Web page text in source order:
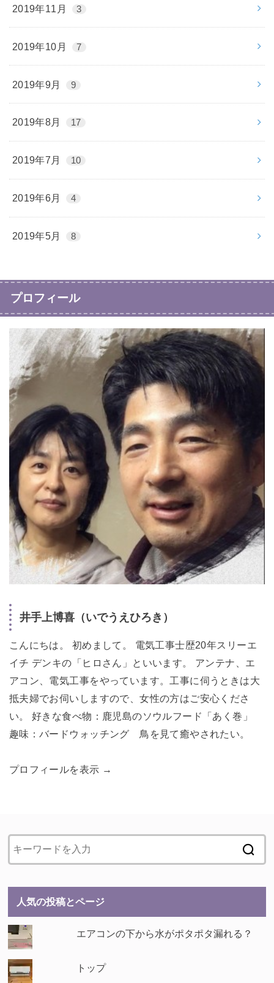
2019年11月 3
2019年10月 7
2019年9月 9
2019年8月 17
2019年7月 10
2019年6月 4
2019年5月 8
プロフィール
井手上博喜（いでうえひろき）
こんにちは。 初めまして。 電気工事士歴20年スリーエ
イチ デンキの「ヒロさん」といいます。 アンテナ、エ
アコン、電気工事をやっています。工事に伺うときは大
抵夫婦でお伺いしますので、女性の方はご安心くださ
い。 好きな食べ物：鹿児島のソウルフード「あく巻」
趣味：バードウォッチング 鳥を見て癒やされたい。
プロフィールを表示 →
人気の投稿とページ
エアコンの下から水がポタポタ漏れる？
トップ